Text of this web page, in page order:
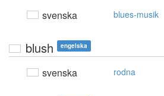
svenska blues-musik
blush engelska
svenska rodna